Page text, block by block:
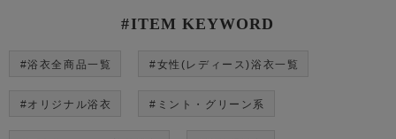
#ITEM KEYWORD
#浴衣全商品一覧 #女性(レディース)浴衣一覧
#オリジナル浴衣 #ミント・グリーン系